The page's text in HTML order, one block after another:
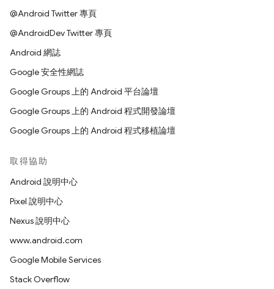
@Android Twitter 專頁
@AndroidDev Twitter 專頁
Android 網誌
Google 安全性網誌
Google Groups 上的 Android 平台論壇
Google Groups 上的 Android 程式開發論壇
Google Groups 上的 Android 程式移植論壇
取得協助
Android 說明中心
Pixel 說明中心
Nexus 說明中心
www.android.com
Google Mobile Services
Stack Overflow